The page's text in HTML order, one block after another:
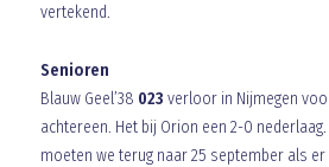
vertekend.
Senioren
Blauw Geel’38 023 verloor in Nijmegen
achtereen. Het bij Orion een 2-0
moeten we terug naar 25 september als